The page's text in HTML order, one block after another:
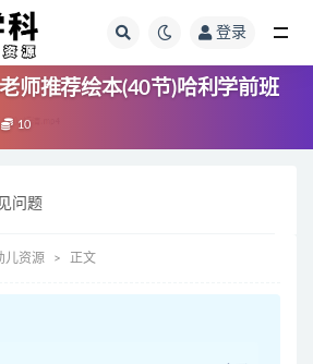
登录
师推荐绘本(40节)哈利学前班
10
问题
儿资源 正文